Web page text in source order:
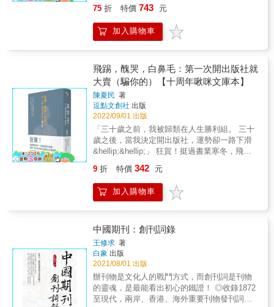
書店打造二層樓閱讀高度 ●百年建築優雅重
人生歷史 ●可以在書店等待一場電影的開始？
盛名遠播連日本NHK都來採訪 ●登堂入室名作
家的微型文學館氣質老宅，花樹芬芳、文學盛
讀小花園 ●可以顧店換宿擔任一日店長，還可
能要幫忙賣粥的流動式老闆書店 ●運河畔陽光
灑滿花樹浪漫的無敵白色書樓 ●躍上國際，榮
獲耶魯大學出版社評選為全球獨立書店推薦名
單，臺灣在地人的驕傲，國際旅行者的朝聖地
標！ & 油墨永遠芬芳，靈魂始終沸騰 以此書向
所有 獨立書店的主理人 致敬： & 無論你是喜
愛閱讀的文藝粉迷，或想認識同好交流知識理
或想投身經營文化產業，這本書都很適合你閱
讀，內容有許多值得取經的職人私房推薦書
單、各地的農文特產和手路珍饈，當然少不了
店主經營面的大量血汗實戰經驗！！！ && 期
待讀者透過本書啟動新式生活旅行概念，找到
安頓身心同時能激勵自我的成長途徑，學會品
味書本的芬芳，感受每一家書店的溫度，也可
以在逛書店時認識這群「口袋不一定深，但勇
氣和腦洞一定很大」的獨立書店主理人，在他
們逆向思考的經營心法中，是否也能放諸各行
業生存創業皆準？或許在不同職場和人生境遇
也都用得上這些巧思與精神。 & 就像各家店主
也許選書選品觀點不同，空間布置巧思各異，
方，更是社區的焦點，是一座城市敞開的溫暖
懷抱，邀請初訪的旅客和定居的在地人齊聚，
一同在這裡分享對文字的熱愛。走進書店，時
合、追尋知識樂趣的人，集中於此，流連忘
返。 每家書店都自成一格，充滿玄機。有些崇
尚極簡概念，有些彷如迷宮像是華麗殿堂，座
落地點更是包括私人公寓、水上船隻和歌德教
堂等出人意料，只能驚嘆。本書帶領讀者遊歷
世界各地獨一無二的60家書店，發掘其中寶
藏，認識它們的經營者，了解書店主人如何能
讓尋常的銷售場域，化為一場場讓愛書人難忘
的文化經驗。 【逆流推薦】 金文宇︱時任 好
樣本事行銷副理 林彥廷︱紅氣球書屋負責人 邱
店長 時光二手書店 陳顥樺∣見書店負責人 橋本
龍之介｜臺灣蔦屋董事長 用閱讀走訪全球60間
特色書店，藉由文字認識每一位書店的主理
記在心裡，期待下次書店裡相見。──林彥廷｜
紅氣球書屋負責人 近年來有一種說法：「書店
是微型的文化中心」。每家獨立書店都有自己
定位，有自己想著墨的領域。雖然小眾但是多
元，雖然微型但是豐富。閱讀本書之後，我想
說的是：書店是一種巷弄裡的生活節奏，它不
會消失。──邱慕泥︱戀風草青少年書房 令書店
75 折 特價 743 元
加入購物車
飛踢，醜哭，白鼻毛：第一次開出版社就
大賣（騙你的）【十周年啾咪文庫本】
陳夏民 著
逗點文創社 出版
2022/09/01 出版
「三十歲之前，我被歸類在人生勝利組。 三十
歲之後，當我決定開出版社，運勢卻一路下滑
&hellip;&hellip;」 狂賀！挺過書業寒冬，飛越
在開！ 「我恨書毀了我。我恨書阻礙我去過更
好的生活。可是&hellip;&hellip;」 ★出版業
「類經典」睽違十年，迷你再版！ ★第一屆誠
真的好好笑！ 「我媽說得沒錯，每一位做出版
的人都是賭徒！想想作文化事業的人都在賭
博，難怪一整個國家的人都賭性堅強啊，這要
如何是好？ 我們的字典裡面，從來沒有「見好
就收」這個詞，我們對於每一次出手都信心滿
滿，畢竟那是我們的信念，我們存在的價值。
如果不相信一本書能夠帶我們去遠方，那我們
憑甚麼要其他人也相信，然後把書帶回家
9 折 特價 342 元
加入購物車
中國期刊：創刊詞錄
王修求 著
白象 出版
2021/08/01 出版
辦刊物是文化人的戰鬥方式，而創刊詞是刊物
的靈魂，是最能看出初心的鐵證！ ◎收錄1872
至現代，兩岸、香港、海外重要刊物發刊詞，